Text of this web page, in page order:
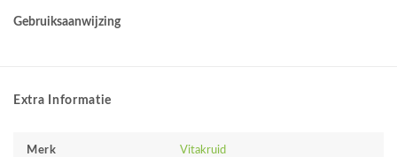
Gebruiksaanwijzing
Extra Informatie
Merk Vitakruid